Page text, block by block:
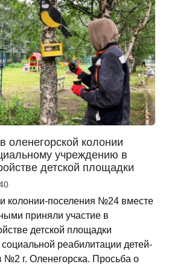
оленегорской колонии
учреждению в
детской площадки
колонии-поселения №24 вместе
приняли участие в
детской площадки
реабилитации детей-
№2 г. Оленегорска. Просьба о